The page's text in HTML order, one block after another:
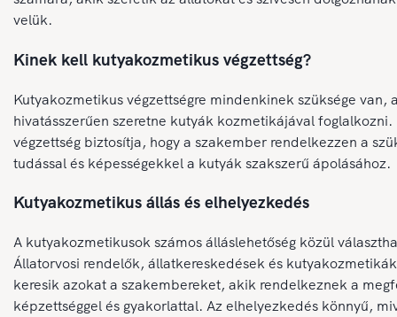
velük.
Kinek kell kutyakozmetikus végzettség?
Kutyakozmetikus végzettségre mindenkinek szüksége van,
hivatásszerűen szeretne kutyák kozmetikájával foglalkozni.
végzettség biztosítja, hogy a szakember rendelkezzen a
tudással és képességekkel a kutyák szakszerű ápolásához.
Kutyakozmetikus állás és elhelyezkedés
A kutyakozmetikusok számos álláslehetőség közül
Állatorvosi rendelők, állatkereskedések és kutyakozmetikák
keresik azokat a szakembereket, akik rendelkeznek a
képzettséggel és gyakorlattal. Az elhelyezkedés könnyű,